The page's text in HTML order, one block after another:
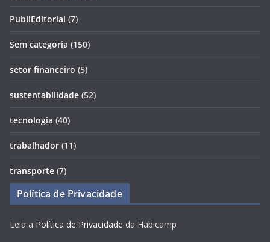
PubliEditorial (7)
Sem categoria (150)
setor financeiro (5)
sustentabilidade (52)
tecnologia (40)
trabalhador (11)
transporte (7)
Política de Privacidade
Leia a Política de Privacidade da Habicamp